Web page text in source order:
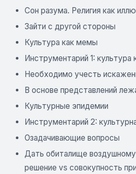
Сон разума. Религия как
Зайти с другой стороны
Культура как мемы
Инструментарий 1: культура
Необходимо учесть
В основе представлений
Культурные эпидемии
Инструментарий 2:
Озадачивающие вопросы
Дать обиталище
решение vs совокупность